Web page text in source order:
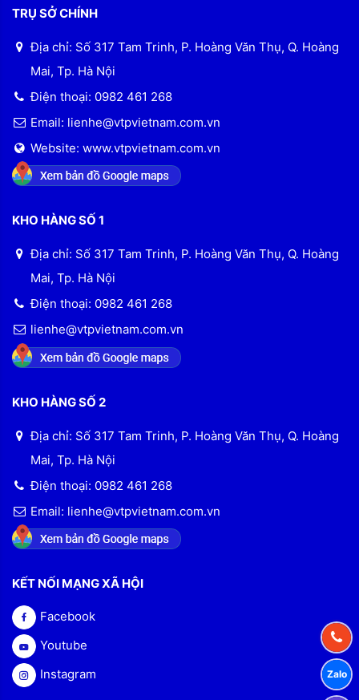
TRỤ SỞ CHÍNH
Địa chỉ: Số 317 Tam Trinh, P. Hoàng Văn Thụ, Q. Hoàng
Mai, Tp. Hà Nội
Điện thoại: 0982 461 268
Email: lienhe@vtpvietnam.com.vn
Website: www.vtpvietnam.com.vn
KHO HÀNG SỐ 1
Địa chỉ: Số 317 Tam Trinh, P. Hoàng Văn Thụ, Q. Hoàng
Mai, Tp. Hà Nội
Điện thoại: 0982 461 268
lienhe@vtpvietnam.com.vn
KHO HÀNG SỐ 2
Địa chỉ: Số 317 Tam Trinh, P. Hoàng Văn Thụ, Q. Hoàng
Mai, Tp. Hà Nội
Điện thoại: 0982 461 268
Email: lienhe@vtpvietnam.com.vn
KẾT NỐI MẠNG XÃ HỘI
Facebook
Youtube
Instagram